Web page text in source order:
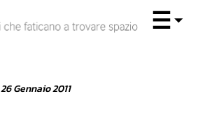
26 Gennaio 2011